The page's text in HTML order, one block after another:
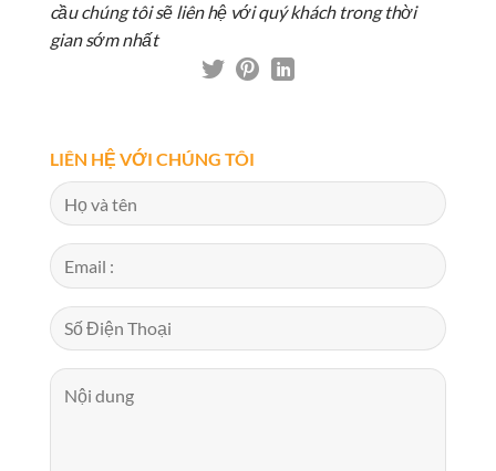
cầu chúng tôi sẽ liên hệ với quý khách trong thời
gian sớm nhất
LIÊN HỆ VỚI CHÚNG TÔI